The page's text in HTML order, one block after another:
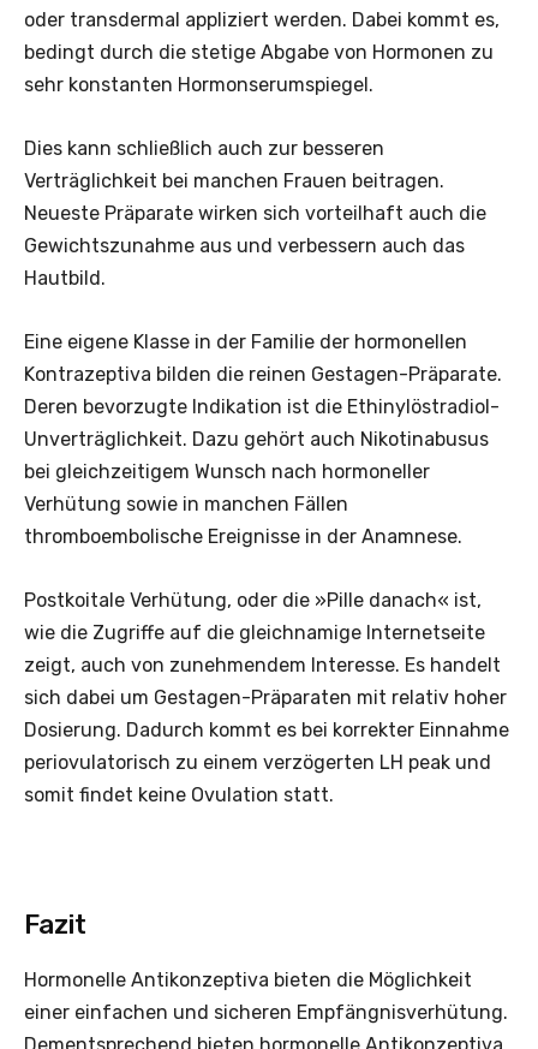
oder transdermal appliziert werden. Dabei kommt es,
bedingt durch die stetige Abgabe von Hormonen zu
sehr konstanten Hormonserumspiegel.
Dies kann schließlich auch zur besseren
Verträglichkeit bei manchen Frauen beitragen.
Neueste Präparate wirken sich vorteilhaft auch die
Gewichtszunahme aus und verbessern auch das
Hautbild.
Eine eigene Klasse in der Familie der hormonellen
Kontrazeptiva bilden die reinen Gestagen-Präparate.
Deren bevorzugte Indikation ist die Ethinylöstradiol­-
Unverträglichkeit. Dazu gehört auch Nikotinabusus
bei gleichzeitigem Wunsch nach hormoneller
Verhütung sowie in manchen Fällen
thromboembolische Ereignisse in der Anamnese.
Postkoitale Verhütung, oder die »Pille danach« ist,
wie die Zugriffe auf die gleichnamige Internetseite
zeigt, auch von zunehmendem Interesse. Es handelt
sich dabei um Gestagen-Präparaten mit relativ hoher
Dosierung. Dadurch kommt es bei korrekter Einnahme
periovulatorisch zu einem verzögerten LH peak und
somit findet keine Ovulation statt.
Fazit
Hormonelle Antikonzeptiva bieten die Möglichkeit
einer einfachen und sicheren Empfängnisverhütung.